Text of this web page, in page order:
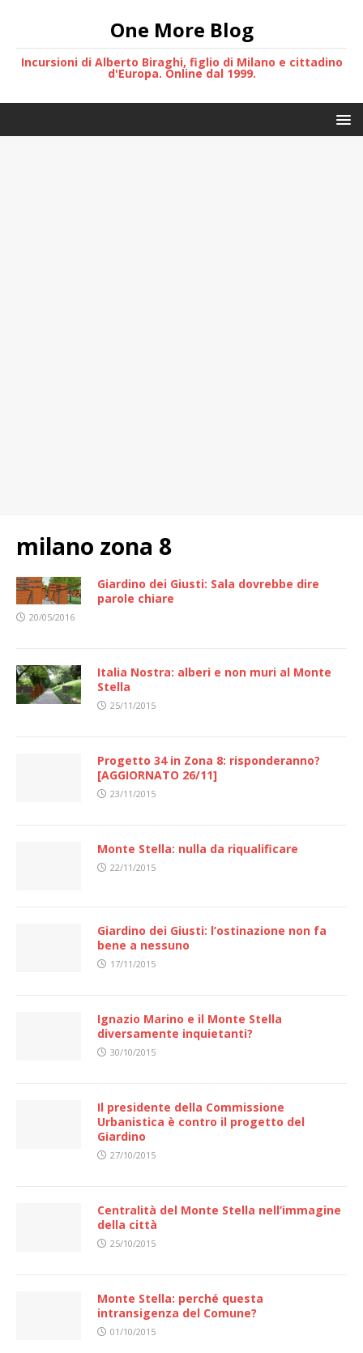
One More Blog
Incursioni di Alberto Biraghi, figlio di Milano e cittadino
d'Europa. Online dal 1999.
milano zona 8
Giardino dei Giusti: Sala dovrebbe dire
parole chiare
20/05/2016
Italia Nostra: alberi e non muri al Monte
Stella
25/11/2015
Progetto 34 in Zona 8: risponderanno?
[AGGIORNATO 26/11]
23/11/2015
Monte Stella: nulla da riqualificare
22/11/2015
Giardino dei Giusti: l’ostinazione non fa
bene a nessuno
17/11/2015
Ignazio Marino e il Monte Stella
diversamente inquietanti?
30/10/2015
Il presidente della Commissione
Urbanistica è contro il progetto del
Giardino
27/10/2015
Centralità del Monte Stella nell’immagine
della città
25/10/2015
Monte Stella: perché questa
intransigenza del Comune?
01/10/2015